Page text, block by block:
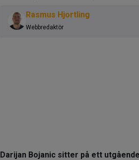
Rasmus Hjortling
Webbredaktör
Darijan Bojanic sitter på ett